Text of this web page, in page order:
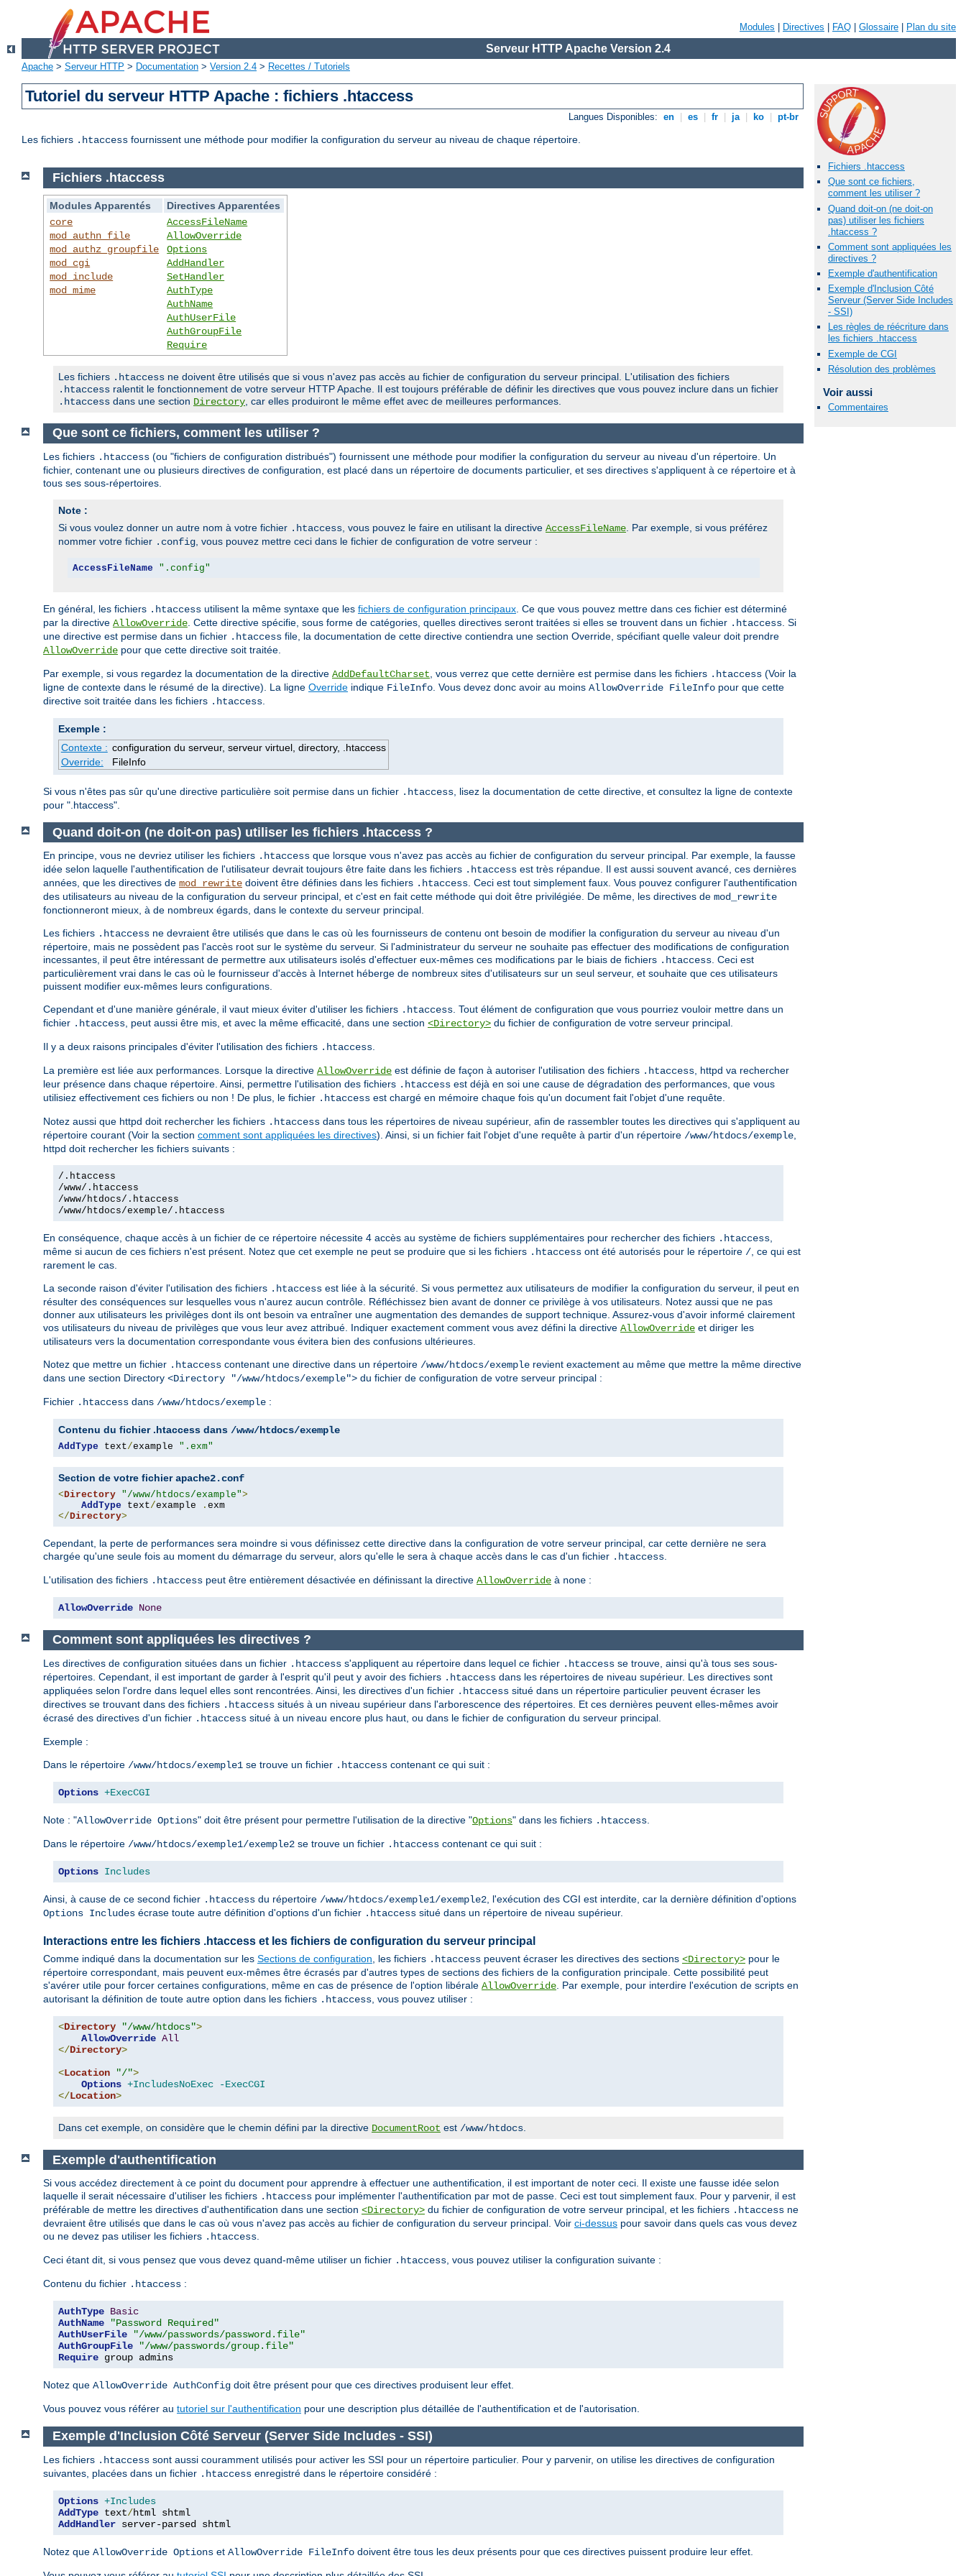
Modules Directives FAQ Glossaire Plan du site
Serveur HTTP Apache Version 2.4
Apache > Serveur HTTP > Documentation > Version 2.4 > Recettes / Tutoriels
Tutoriel du serveur HTTP Apache : fichiers .htaccess
Langues Disponibles: en es fr ja ko pt-br
Les fichiers .htaccess fournissent une méthode pour modifier la configuration du serveur au niveau de chaque répertoire.
Fichiers .htaccess
Que sont ce fichiers,
comment les utiliser ?
Quand doit-on (ne doit-on
pas) utiliser les fichiers
.htaccess ?
Comment sont appliquées les
directives ?
Exemple d'authentification
Exemple d'Inclusion Côté
Serveur (Server Side Includes
- SSI)
Les règles de réécriture dans
les fichiers .htaccess
Exemple de CGI
Résolution des problèmes
Voir aussi
Commentaires
Fichiers .htaccess
Modules Apparentés
Directives Apparentées
core
mod_authn_file
mod_authz_groupfile
mod_cgi
mod_include
mod_mime
AccessFileName
AllowOverride
Options
AddHandler
SetHandler
AuthType
AuthName
AuthUserFile
AuthGroupFile
Require
Les fichiers .htaccess ne doivent être utilisés que si vous n'avez pas accès au fichier de configuration du serveur principal. L'utilisation des fichiers
.htaccess ralentit le fonctionnement de votre serveur HTTP Apache. Il est toujours préférable de définir les directives que vous pouvez inclure dans un fichier
.htaccess dans une section Directory , car elles produiront le même effet avec de meilleures performances.
Que sont ce fichiers, comment les utiliser ?
Les fichiers .htaccess (ou "fichiers de configuration distribués") fournissent une méthode pour modifier la configuration du serveur au niveau d'un répertoire. Un
fichier, contenant une ou plusieurs directives de configuration, est placé dans un répertoire de documents particulier, et ses directives s'appliquent à ce répertoire et à
tous ses sous-répertoires.
Note :
Si vous voulez donner un autre nom à votre fichier .htaccess , vous pouvez le faire en utilisant la directive AccessFileName . Par exemple, si vous préférez
nommer votre fichier .config , vous pouvez mettre ceci dans le fichier de configuration de votre serveur :
AccessFileName ".config"
En général, les fichiers .htaccess utilisent la même syntaxe que les fichiers de configuration principaux . Ce que vous pouvez mettre dans ces fichier est déterminé
par la directive AllowOverride . Cette directive spécifie, sous forme de catégories, quelles directives seront traitées si elles se trouvent dans un fichier .htaccess . Si
une directive est permise dans un fichier .htaccess file, la documentation de cette directive contiendra une section Override, spécifiant quelle valeur doit prendre
AllowOverride pour que cette directive soit traitée.
Par exemple, si vous regardez la documentation de la directive AddDefaultCharset , vous verrez que cette dernière est permise dans les fichiers .htaccess (Voir la
ligne de contexte dans le résumé de la directive). La ligne Override indique FileInfo . Vous devez donc avoir au moins AllowOverride FileInfo pour que cette
directive soit traitée dans les fichiers .htaccess
Exemple :
Contexte : configuration du serveur, serveur virtuel, directory, .htaccess
Override:
FileInfo
Si vous n'êtes pas sûr qu'une directive particulière soit permise dans un fichier .htaccess , lisez la documentation de cette directive, et consultez la ligne de contexte
pour ".htaccess".
Quand doit-on (ne doit-on pas) utiliser les fichiers .htaccess ?
En principe, vous ne devriez utiliser les fichiers .htaccess que lorsque vous n'avez pas accès au fichier de configuration du serveur principal. Par exemple, la fausse
idée selon laquelle l'authentification de l'utilisateur devrait toujours être faite dans les fichiers .htaccess est très répandue. Il est aussi souvent avancé, ces dernières
années, que les directives de mod_rewrite doivent être définies dans les fichiers .htaccess. Ceci est tout simplement faux. Vous pouvez configurer l'authentification
des utilisateurs au niveau de la configuration du serveur principal, et c'est en fait cette méthode qui doit être privilégiée. De même, les directives de mod_rewrite
fonctionneront mieux, à de nombreux égards, dans le contexte du serveur principal.
Les fichiers .htaccess ne devraient être utilisés que dans le cas où les fournisseurs de contenu ont besoin de modifier la configuration du serveur au niveau d'un
répertoire, mais ne possèdent pas l'accès root sur le système du serveur. Si l'administrateur du serveur ne souhaite pas effectuer des modifications de configuration
incessantes, il peut être intéressant de permettre aux utilisateurs isolés d'effectuer eux-mêmes ces modifications par le biais de fichiers .htaccess. Ceci est
particulièrement vrai dans le cas où le fournisseur d'accès à Internet héberge de nombreux sites d'utilisateurs sur un seul serveur, et souhaite que ces utilisateurs
puissent modifier eux-mêmes leurs configurations.
Cependant et d'une manière générale, il vaut mieux éviter d'utiliser les fichiers .htaccess. Tout élément de configuration que vous pourriez vouloir mettre dans un
fichier .htaccess, peut aussi être mis, et avec la même efficacité, dans une section <Directory> du fichier de configuration de votre serveur principal.
Il y a deux raisons principales d'éviter l'utilisation des fichiers .htaccess.
La première est liée aux performances. Lorsque la directive AllowOverride est définie de façon à autoriser l'utilisation des fichiers .htaccess, httpd va rechercher
leur présence dans chaque répertoire. Ainsi, permettre l'utilisation des fichiers .htaccess est déjà en soi une cause de dégradation des performances, que vous
utilisiez effectivement ces fichiers ou non ! De plus, le fichier .htaccess est chargé en mémoire chaque fois qu'un document fait l'objet d'une requête.
Notez aussi que httpd doit rechercher les fichiers .htaccess dans tous les répertoires de niveau supérieur, afin de rassembler toutes les directives qui s'appliquent au
répertoire courant (Voir la section comment sont appliquées les directives). Ainsi, si un fichier fait l'objet d'une requête à partir d'un répertoire /www/htdocs/exemple,
httpd doit rechercher les fichiers suivants :
/.htaccess
/www/.htaccess
/www/htdocs/.htaccess
/www/htdocs/exemple/.htaccess
En conséquence, chaque accès à un fichier de ce répertoire nécessite 4 accès au système de fichiers supplémentaires pour rechercher des fichiers .htaccess,
même si aucun de ces fichiers n'est présent. Notez que cet exemple ne peut se produire que si les fichiers .htaccess ont été autorisés pour le répertoire /, ce qui est
rarement le cas.
La seconde raison d'éviter l'utilisation des fichiers .htaccess est liée à la sécurité. Si vous permettez aux utilisateurs de modifier la configuration du serveur, il peut en
résulter des conséquences sur lesquelles vous n'aurez aucun contrôle. Réfléchissez bien avant de donner ce privilège à vos utilisateurs. Notez aussi que ne pas
donner aux utilisateurs les privilèges dont ils ont besoin va entraîner une augmentation des demandes de support technique. Assurez-vous d'avoir informé clairement
vos utilisateurs du niveau de privilèges que vous leur avez attribué. Indiquer exactement comment vous avez défini la directive AllowOverride et diriger les
utilisateurs vers la documentation correspondante vous évitera bien des confusions ultérieures.
Notez que mettre un fichier .htaccess contenant une directive dans un répertoire /www/htdocs/exemple revient exactement au même que mettre la même directive
dans une section Directory <Directory "/www/htdocs/exemple"> du fichier de configuration de votre serveur principal :
Fichier .htaccess dans /www/htdocs/exemple :
Contenu du fichier .htaccess dans /www/htdocs/exemple
AddType text/example ".exm"
Section de votre fichierapache2.conf
<Directory "/www/htdocs/example">
AddType text/example .
</Directory>
Cependant, la perte de performances sera moindre si vous définissez cette directive dans la configuration de votre serveur principal, car cette dernière ne sera
chargée qu'une seule fois au moment du démarrage du serveur, alors qu'elle le sera à chaque accès dans le cas d'un fichier .htaccess.
L'utilisation des fichiers .htaccess peut être entièrement désactivée en définissant la directive AllowOverride à none :
AllowOverride None
Comment sont appliquées les directives ?
Les directives de configuration situées dans un fichier .htaccess s'appliquent au répertoire dans lequel ce fichier .htaccess se trouve, ainsi qu'à tous ses sous-
répertoires. Cependant, il est important de garder à l'esprit qu'il peut y avoir des fichiers .htaccess dans les répertoires de niveau supérieur. Les directives sont
appliquées selon l'ordre dans lequel elles sont rencontrées. Ainsi, les directives d'un fichier .htaccess situé dans un répertoire particulier peuvent écraser les
directives se trouvant dans des fichiers .htaccess situés à un niveau supérieur dans l'arborescence des répertoires. Et ces dernières peuvent elles-mêmes avoir
écrasé des directives d'un fichier .htaccess situé à un niveau encore plus haut, ou dans le fichier de configuration du serveur principal.
Exemple :
Dans le répertoire /www/htdocs/exemple1 se trouve un fichier .htaccess contenant ce qui suit :
Options +ExecCGI
Note : "AllowOverride Options" doit être présent pour permettre l'utilisation de la directive "Options" dans les fichiers .htaccess
Dans le répertoire /www/htdocs/exemple1/exemple2 se trouve un fichier .htaccess contenant ce qui suit :
Options Includes
Ainsi, à cause de ce second fichier .htaccess du répertoire /www/htdocs/exemple1/exemple2 , l'exécution des CGI est interdite, car la dernière définition d'options
Options Includes écrase toute autre définition d'options d'un fichier .htaccess situé dans un répertoire de niveau supérieur.
Interactions entre les fichiers .htaccess et les fichiers de configuration du serveur principal
Comme indiqué dans la documentation sur les Sections de configuration , les fichiers .htaccess peuvent écraser les directives des sections <Directory> pour le
répertoire correspondant, mais peuvent eux-mêmes être écrasés par d'autres types de sections des fichiers de la configuration principale. Cette possibilité peut
s'avérer utile pour forcer certaines configurations, même en cas de présence de l'option libérale AllowOverride . Par exemple, pour interdire l'exécution de scripts en
autorisant la définition de toute autre option dans les fichiers .htaccess , vous pouvez utiliser :
<Directory "/www/htdocs">
AllowOverride All
</Directory>
<Location "/">
Options +IncludesNoExec
-ExecCGI
</Location>
Dans cet exemple, on considère que le chemin défini par la directive DocumentRoot est /www/htdocs
Exemple d'authentification
Si vous accédez directement à ce point du document pour apprendre à effectuer une authentification, il est important de noter ceci. Il existe une fausse idée selon
laquelle il serait nécessaire d'utiliser les fichiers .htaccess pour implémenter l'authentification par mot de passe. Ceci est tout simplement faux. Pour y parvenir, il est
préférable de mettre les directives d'authentification dans une section <Directory> du fichier de configuration de votre serveur principal, et les fichiers .htaccess ne
devraient être utilisés que dans le cas où vous n'avez pas accès au fichier de configuration du serveur principal. Voir ci-dessus pour savoir dans quels cas vous devez
ou ne devez pas utiliser les fichiers .htaccess.
Ceci étant dit, si vous pensez que vous devez quand-même utiliser un fichier .htaccess, vous pouvez utiliser la configuration suivante :
Contenu du fichier .htaccess :
AuthType Basic
AuthName
"Password Required"
AuthUserFile
"/www/passwords/password.file"
AuthGroupFile
"/www/passwords/group.file"
Require group admins
Notez que AllowOverride AuthConfig doit être présent pour que ces directives produisent leur effet.
Vous pouvez vous référer au tutoriel sur l'authentification pour une description plus détaillée de l'authentification et de l'autorisation.
Exemple d'Inclusion Côté Serveur (Server Side Includes - SSI)
Les fichiers .htaccess sont aussi couramment utilisés pour activer les SSI pour un répertoire particulier. Pour y parvenir, on utilise les directives de configuration
suivantes, placées dans un fichier .htaccess enregistré dans le répertoire considéré :
Options +Includes
AddType text/
AddHandler server-parsed shtml
Notez que AllowOverride Options et AllowOverride FileInfo doivent être tous les deux présents pour que ces directives puissent produire leur effet.